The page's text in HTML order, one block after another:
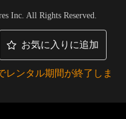
Inc. All Rights Reserved.
お気に入りに追加
レンタル期間が終了しま